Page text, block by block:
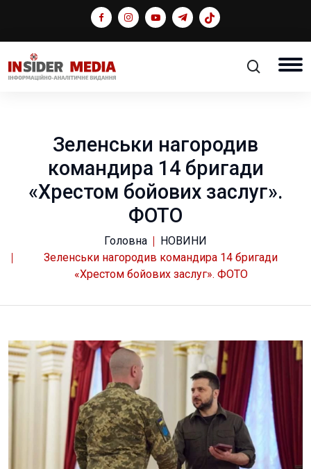
Зеленськи нагородив
командира 14 бригади
«Хрестом бойових заслуг».
ФОТО
Головна
НОВИНИ
Зеленськи нагородив командира 14 бригади
«Хрестом бойових заслуг». ФОТО